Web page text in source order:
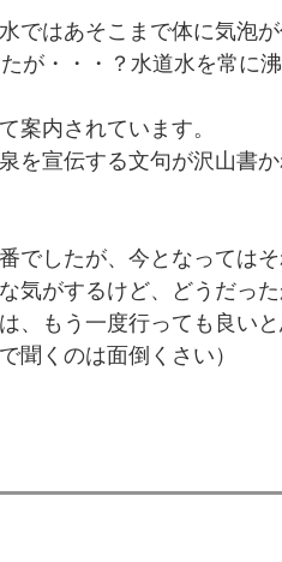
ではあそこまで体に気泡が
が・・・？水道水を常に
案内されています。
を宣伝する文句が沢山書
でしたが、今となってはそ
気がするけど、どうだった
、もう一度行っても良い
聞くのは面倒くさい）